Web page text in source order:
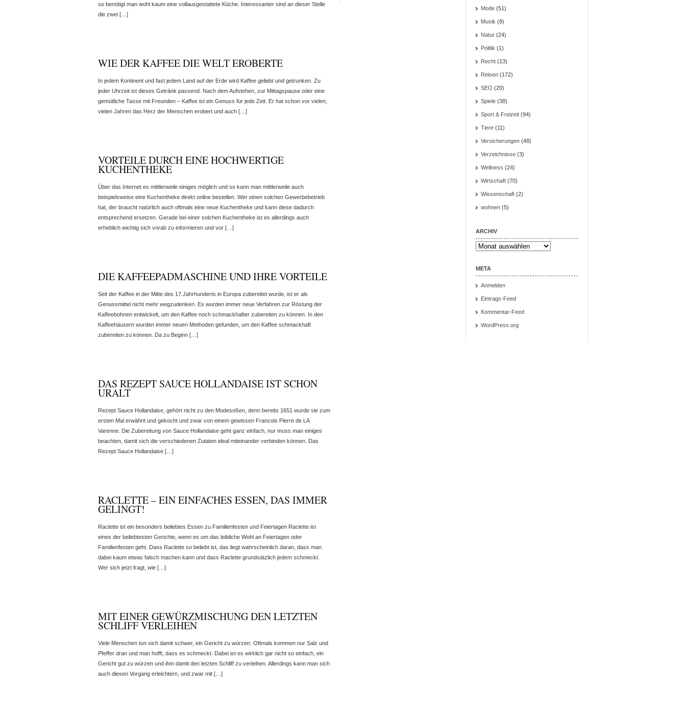
so benötigt man wohl kaum eine vollausgestattete Küche. Interessanter sind an dieser Stelle
die zwei […]
WIE DER KAFFEE DIE WELT EROBERTE
In jedem Kontinent und fast jedem Land auf der Erde wird Kaffee geliebt und getrunken. Zu
jeder Uhrzeit ist dieses Getränk passend. Nach dem Aufstehen, zur Mittagspause oder eine
gemütliche Tasse mit Freunden – Kaffee ist ein Genuss für jede Zeit. Er hat schon vor vielen,
vielen Jahren das Herz der Menschen erobert und auch […]
VORTEILE DURCH EINE HOCHWERTIGE
KUCHENTHEKE
Über das Internet es mittlerweile einiges möglich und so kann man mittlerweile auch
beispielsweise eine Kuchentheke direkt online bestellen. Wer einen solchen Gewerbebetrieb
hat, der braucht natürlich auch oftmals eine neue Kuchentheke und kann diese dadurch
entsprechend ersetzen. Gerade bei einer solchen Kuchentheke ist es allerdings auch
erheblich wichtig sich vorab zu informieren und vor […]
DIE KAFFEEPADMASCHINE UND IHRE VORTEILE
Seit der Kaffee in der Mitte des 17.Jahrhunderts in Europa zubereitet wurde, ist er als
Genussmittel nicht mehr wegzudenken. Es wurden immer neue Verfahren zur Röstung der
Kaffeebohnen entwickelt, um den Kaffee noch schmackhafter zubereiten zu können. In den
Kaffeehäusern wurden immer neuen Methoden gefunden, um den Kaffee schmackhaft
zubereiten zu können. Da zu Beginn […]
DAS REZEPT SAUCE HOLLANDAISE IST SCHON
URALT
Rezept Sauce Hollandaise, gehört nicht zu den Modesoßen, denn bereits 1651 wurde sie zum
ersten Mal erwähnt und gekocht und zwar von einem gewissen Francois Pierre de LA
Varenne. Die Zubereitung von Sauce Hollandaise geht ganz einfach, nur muss man einiges
beachten, damit sich die verschiedenen Zutaten ideal miteinander verbinden können. Das
Rezept Sauce Hollandaise […]
RACLETTE – EIN EINFACHES ESSEN, DAS IMMER
GELINGT!
Raclette ist ein besonders beliebtes Essen zu Familienfesten und Feiertagen Raclette ist
eines der beliebtesten Gerichte, wenn es um das leibliche Wohl an Feiertagen oder
Familienfesten geht. Dass Raclette so beliebt ist, das liegt wahrscheinlich daran, dass man
dabei kaum etwas falsch machen kann und dass Raclette grundsätzlich jedem schmeckt.
Wer sich jetzt fragt, wie […]
MIT EINER GEWÜRZMISCHUNG DEN LETZTEN
SCHLIFF VERLEIHEN
Viele Menschen tun sich damit schwer, ein Gericht zu würzen. Oftmals kommen nur Salz und
Pfeffer dran und man hofft, dass es schmeckt. Dabei ist es wirklich gar nicht so einfach, ein
Gericht gut zu würzen und ihm damit den letzten Schliff zu verleihen. Allerdings kann man sich
auch diesen Vorgang erleichtern, und zwar mit […]
Mode (51)
Musik (8)
Natur (24)
Politik (1)
Recht (13)
Reisen (172)
SEO (20)
Spiele (38)
Sport & Freizeit (94)
Tiere (11)
Versicherungen (48)
Verzeichnisse (3)
Wellness (24)
Wirtschaft (70)
Wissenschaft (2)
wohnen (5)
ARCHIV
Archiv
META
Anmelden
Eintrags-Feed
Kommentar-Feed
WordPress.org